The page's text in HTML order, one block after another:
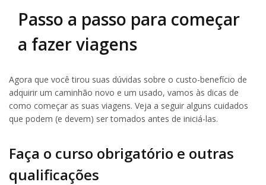
Passo a passo para começar
a fazer viagens
Agora que você tirou suas dúvidas sobre o custo-benefício de
adquirir um caminhão novo e um usado, vamos às dicas de
como começar as suas viagens. Veja a seguir alguns cuidados
que podem (e devem) ser tomados antes de iniciá-las.
Faça o curso obrigatório e outras
qualificações